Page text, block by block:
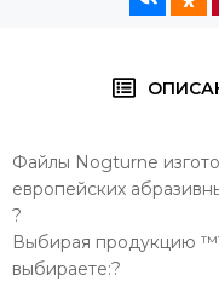
Файлы Nogturne
европейских
?
Выбирая продукцию
выбираете:?